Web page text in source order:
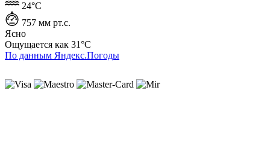
24°C
757 мм рт.с.
Ясно
Ощущается как 31°C
По данным Яндекс.Погоды